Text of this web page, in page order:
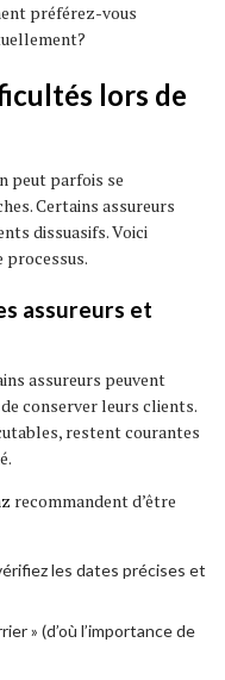
préférez-vous
lors de
peut parfois se
Certains assureurs
dissuasifs. Voici
processus.
assureurs et
assureurs peuvent
conserver leurs clients.
restent courantes
recommandent d’être
les dates précises et
» (d’où l’importance de